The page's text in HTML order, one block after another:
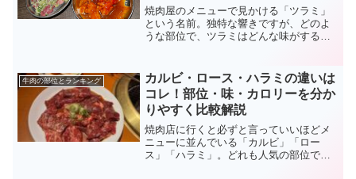
焼肉屋のメニューで見かける「ツラミ」
という名前。独特な響きですが、どのよ
うな部位で、ツラミはどんな味がするの
のことで、1頭からわずかしか取れない非
常に希少な部位として知...
牛肉の部位とランキング
カルビ・ロース・ハラミの違いは
コレ！部位・味・カロリーを分か
りやすく比較解説
焼肉店に行くと必ずと言っていいほどメ
ニューに並んでいる「カルビ」「ロー
ス」「ハラミ」。どれも人気の部位です